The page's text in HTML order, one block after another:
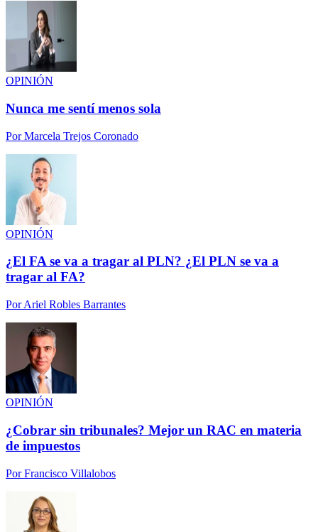
OPINIÓN
Nunca me sentí menos sola
PorMarcela Trejos Coronado
OPINIÓN
¿El FA se va a tragar al PLN? ¿El PLN se va a
tragar al FA?
PorAriel Robles Barrantes
OPINIÓN
¿Cobrar sin tribunales? Mejor un RAC en materia
de impuestos
PorFrancisco Villalobos